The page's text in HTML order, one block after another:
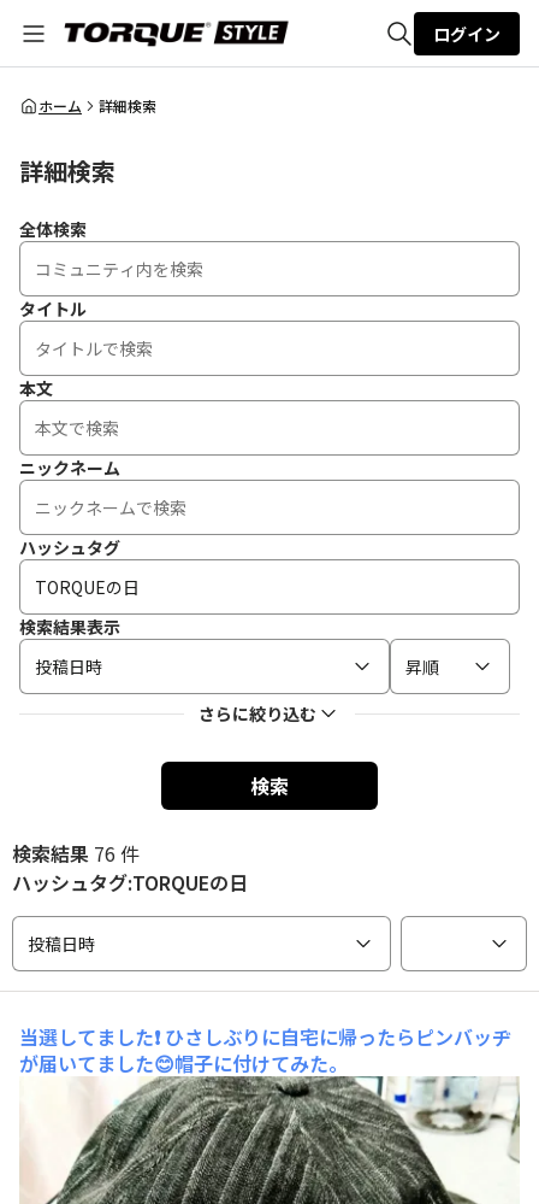
全体検索
ログイン
ホーム 詳細検索
詳細検索
全体検索
タイトル
本文
ニックネーム
ハッシュタグ
検索結果表示
投稿日時
昇順
さらに絞り込む
検索
検索結果 76 件
ハッシュタグ:TORQUEの日
投稿日時
当選してました❗ ひさしぶりに自宅に帰ったらピンバッヂ
が届いてました😊帽子に付けてみた。